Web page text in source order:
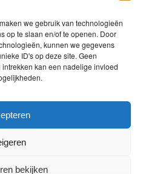
we gebruik van technologieën
op te slaan en/of te openen. Door
kunnen we gegevens
ID's op deze site. Geen
kan een nadelige invloed
bekijken
DE 4-7-8 METHODE
rustig in door je neus.
gedurende 8 seconden.